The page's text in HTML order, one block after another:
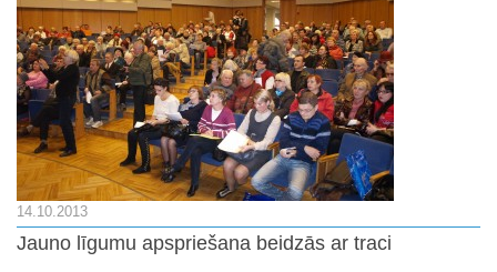
14.10.2013
Jauno līgumu apspriešana beidzās ar traci